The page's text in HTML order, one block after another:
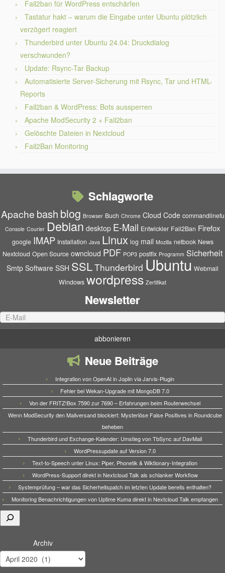
Fail2ban für WordPress entschärfen
Tastatur hakt – warum die Eingabe unter Ubuntu plötzlich
verzögert reagiert
Thunderbird unter Ubuntu 24.04: Druckdialog
verschwunden?
Update: Rsync-Tar Backup
Automatisierte Server-Sicherung mit Rsync, Tar und HTML-
Reports
Fail2ban & WordPress: Bots aussperren
Apache ModSecurity 2 + Fail2ban
Gelöschte Dateien in Nextcloud
Fail2Ban Monitoring
Schlagworte
Apache bash blog Browser Buch Chrome Cloud Code commandlinefu
Console Courier Debian desktop E-Mail Entwickler Fail2Ban Firefox
google IMAP Installation Java Linux log mail Mozilla netbook News
Nextcloud Open Source owncloud PDF POP3 postfix Programm Sicherheit
Smtp Software SSH SSLThunderbird Ubuntu Webmail
Windows wordpress Zertifikat
Newsletter
Neue Beiträge
Integration von OpenAI in Joplin via Jarvis-Plugin
Fehler bei Wekan-Upgrade mit MongoDB 7.0
Von der FRITZ!Box 7590 zur 7690 – Erfahrungen beim Routerwechsel
Wenn ModSecurity den Mailversand blockiert: Mysteriöse False Positives in Roundcube
beheben
Thunderbird und Exchange-Kalender: Umstieg von TbSync auf DavMail
WordPressupdate auf Version 7.0
Text-to-Speech unter Linux: Piper, Phonetik & Wiktionary-Integration
WordPress-Support direkt in Nextcloud Talk als schlanker Workflow
Systemprüfung – war das Sicherheitspatch im letzten Update bereits enthalten?
Monitoring Benachrichtigungen von Uptime Kuma direkt in Nextcloud Talk empfangen
Suchen
Archiv